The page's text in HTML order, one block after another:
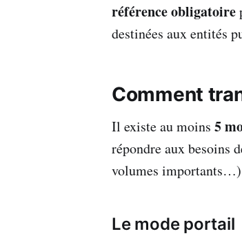
référence obligatoire
destinées aux entités
Comment
Il existe au moins 5
répondre aux besoins
volumes
Le mode portail